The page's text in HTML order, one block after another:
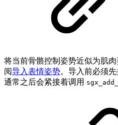
将当前骨骼控制姿势近似为肌
阅导入表情姿势。导入前必须
通常之后会紧接着调用